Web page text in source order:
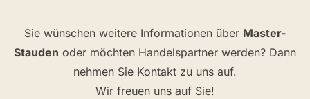
Sie wünschen weitere Informationen über Master-
Stauden oder möchten Handelspartner werden? Dann
nehmen Sie Kontakt zu uns auf.
Wir freuen uns auf Sie!